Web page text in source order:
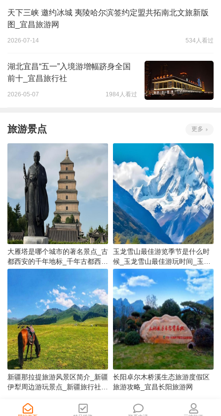
天下三峡 邀约冰城 夷陵哈尔滨签约定盟共拓南北文旅新版
图_宜昌旅游网
2026-07-14 534人看过
湖北宜昌“五一”入境游增幅跻身全国
前十_宜昌旅行社
2026-05-07 1984人看过
旅游景点 更多
大雁塔是哪个城市的著名景点_古
都西安的千年地标_千年古都西安
旅游简介
玉龙雪山最佳游览季节是什么时
候_玉龙雪山最佳游玩时间_玉龙
雪山景点推荐
新疆那拉提旅游风景区简介_新疆
伊犁周边游玩景点_新疆旅行社线
长阳卓尔木桥溪生态旅游度假区
旅游攻略_宜昌长阳旅游网